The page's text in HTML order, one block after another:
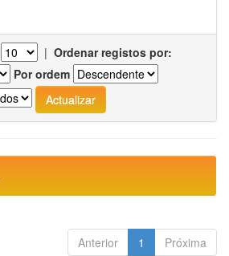
| Ordenar registos por:
Por ordem
Anterior 1 Próxima